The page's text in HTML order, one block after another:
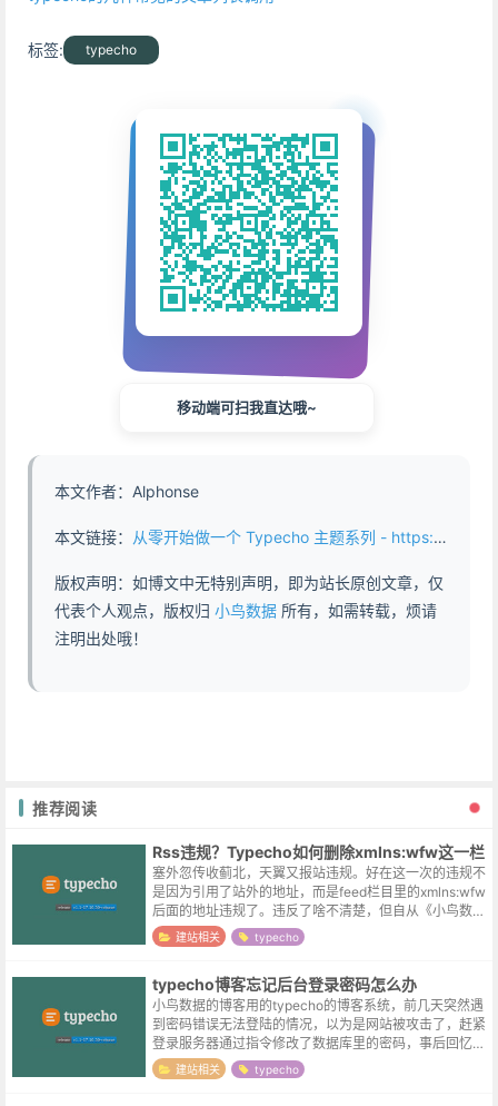
标签: typecho
移动端可扫我直达哦~
本文作者：Alphonse
本文链接： 从零开始做一个 Typecho 主题系列 - https://www.abddb.com/Starting_from_scratch_to_create_a_Typecho_theme.html
版权声明：如博文中无特别声明，即为站长原创文章，仅
代表个人观点，版权归 小鸟数据 所有，如需转载，烦请
注明出处哦！
推荐阅读
Rss违规？Typecho如何删除xmlns:wfw这一栏
塞外忽传收蓟北，天翼又报站违规。好在这一次的违规不
是因为引用了站外的地址，而是feed栏目里的xmlns:wfw
后面的地址违规了。违反了啥不清楚，但自从《小鸟数
据》网站搬至阿里云之后，日均流量本身已经是个位数，
删除这一行不说无关痛痒吧...
建站相关 typecho
typecho博客忘记后台登录密码怎么办
小鸟数据的博客用的typecho的博客系统，前几天突然遇
到密码错误无法登陆的情况，以为是网站被攻击了，赶紧
登录服务器通过指令修改了数据库里的密码，事后回忆似
乎是自己在公司修改过密码，但忘记在家里更新浏览器自
动保存的密码所导致的 T_T...
建站相关 typecho